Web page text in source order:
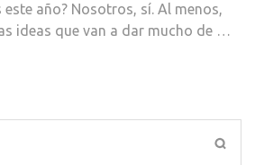
este año? Nosotros, sí. Al menos,
ideas que van a dar mucho de …